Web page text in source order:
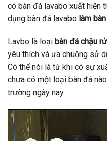
có bàn đá lavabo xuất hiện
dụng bàn đá lavabo làm
Lavbo là loại bàn đá chậu
yêu thích và ưa chuộng sử
Có thể nói là từ khi có sự
chưa có một loại bàn đá
trường ngày nay.